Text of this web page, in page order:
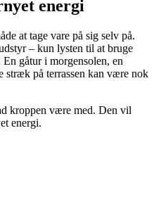
energi
at tage vare på sig selv på.
– kun lysten til at bruge
gåtur i morgensolen, en
stræk på terrassen kan være nok
kroppen være med. Den vil
energi.